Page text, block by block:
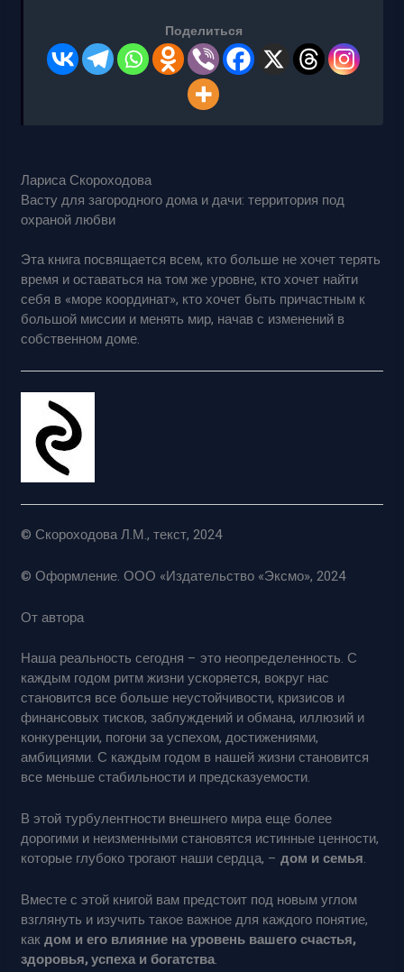
Поделиться
Лариса Скороходова
Васту для загородного дома и дачи: территория под
охраной любви
Эта книга посвящается всем, кто больше не хочет терять
время и оставаться на том же уровне, кто хочет найти
себя в «море координат», кто хочет быть причастным к
большой миссии и менять мир, начав с изменений в
собственном доме.
© Скороходова Л.М., текст, 2024
© Оформление. ООО «Издательство «Эксмо», 2024
От автора
Наша реальность сегодня – это неопределенность. С
каждым годом ритм жизни ускоряется, вокруг нас
становится все больше неустойчивости, кризисов и
финансовых тисков, заблуждений и обмана, иллюзий и
конкуренции, погони за успехом, достижениями,
амбициями. С каждым годом в нашей жизни становится
все меньше стабильности и предсказуемости.
В этой турбулентности внешнего мира еще более
дорогими и неизменными становятся истинные ценности,
которые глубоко трогают наши сердца, –дом и семья.
Вместе с этой книгой вам предстоит под новым углом
взглянуть и изучить такое важное для каждого понятие,
какдом и его влияние на уровень вашего счастья,
здоровья, успеха и богатства.